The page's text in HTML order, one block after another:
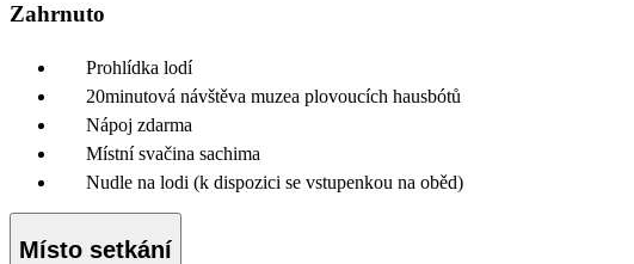
Zahrnuto
Prohlídka lodí
20minutová návštěva muzea plovoucích hausbótů
Nápoj zdarma
Místní svačina sachima
Nudle na lodi (k dispozici se vstupenkou na oběd)
Místo setkání